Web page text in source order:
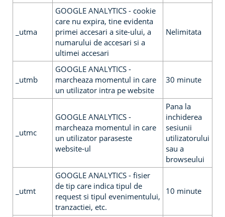
_utma
GOOGLE ANALYTICS - cookie
care nu expira, tine evidenta
primei accesari a site-ului, a
numarului de accesari si a
ultimei accesari
Nelimitata
_utmb
GOOGLE ANALYTICS -
marcheaza momentul in care
un utilizator intra pe website
30 minute
_utmc
GOOGLE ANALYTICS -
marcheaza momentul in care
un utilizator paraseste
website-ul
Pana la
inchiderea
sesiunii
utilizatorului
sau a
browseului
_utmt
GOOGLE ANALYTICS - fisier
de tip care indica tipul de
request si tipul evenimentului,
tranzactiei, etc.
10 minute